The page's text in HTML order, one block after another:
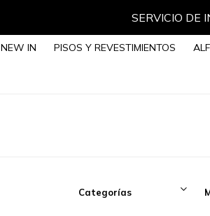
SERVICIO DE
NEW IN PISOS Y REVESTIMIENTOS
Categorías